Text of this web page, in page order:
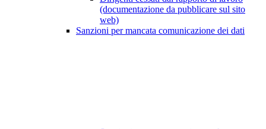
(documentazione da pubblicare sul sito
web)
Sanzioni per mancata comunicazione dei dati